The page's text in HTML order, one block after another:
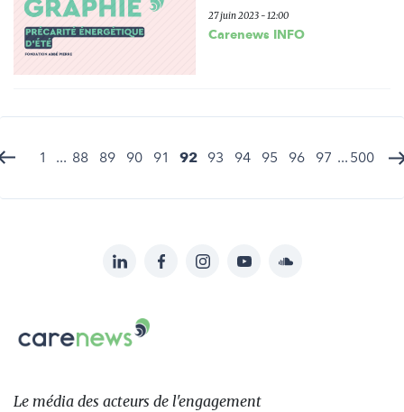
27 juin 2023 - 12:00
Carenews INFO
1 ... 88 89 90 91 92 93 94 95 96 97 ... 500
sur:
LinkedInFacebookInstagramYouTubeSoundcloud
Carenews,
Le
des
Le média des acteurs de l'engagement